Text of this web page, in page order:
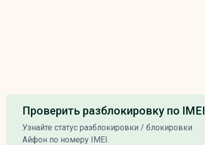
Проверить разблокировку по IMEI
Узнайте статус разблокировки / блокировки
Айфон по номеру IMEI.